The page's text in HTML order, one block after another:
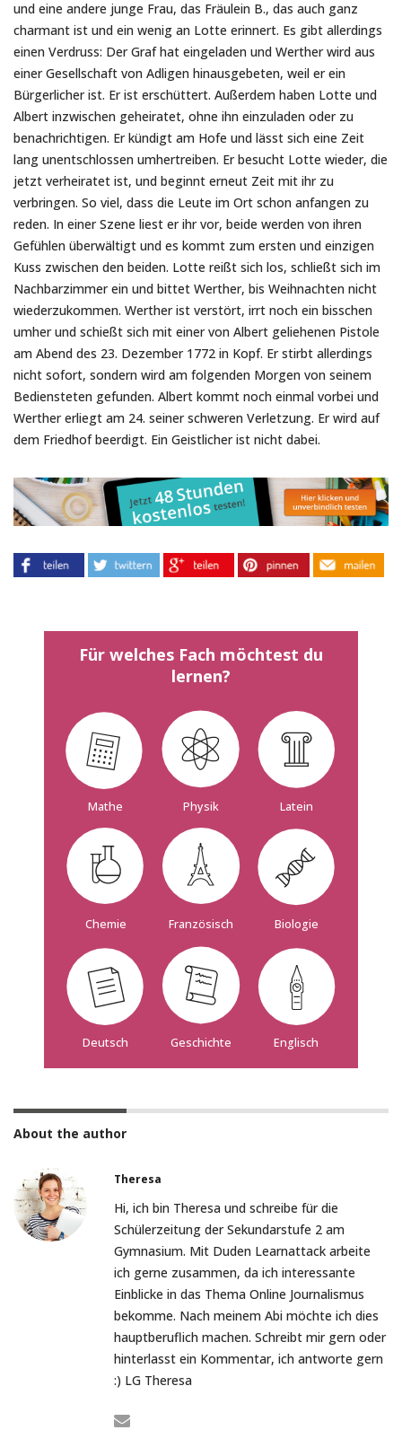
und eine andere junge Frau, das Fräulein B., das auch ganz
charmant ist und ein wenig an Lotte erinnert. Es gibt allerdings
einen Verdruss: Der Graf hat eingeladen und Werther wird aus
einer Gesellschaft von Adligen hinausgebeten, weil er ein
Bürgerlicher ist. Er ist erschüttert. Außerdem haben Lotte und
Albert inzwischen geheiratet, ohne ihn einzuladen oder zu
benachrichtigen. Er kündigt am Hofe und lässt sich eine Zeit
lang unentschlossen umhertreiben. Er besucht Lotte wieder, die
jetzt verheiratet ist, und beginnt erneut Zeit mit ihr zu
verbringen. So viel, dass die Leute im Ort schon anfangen zu
reden. In einer Szene liest er ihr vor, beide werden von ihren
Gefühlen überwältigt und es kommt zum ersten und einzigen
Kuss zwischen den beiden. Lotte reißt sich los, schließt sich im
Nachbarzimmer ein und bittet Werther, bis Weihnachten nicht
wiederzukommen. Werther ist verstört, irrt noch ein bisschen
umher und schießt sich mit einer von Albert geliehenen Pistole
am Abend des 23. Dezember 1772 in Kopf. Er stirbt allerdings
nicht sofort, sondern wird am folgenden Morgen von seinem
Bediensteten gefunden. Albert kommt noch einmal vorbei und
Werther erliegt am 24. seiner schweren Verletzung. Er wird auf
dem Friedhof beerdigt. Ein Geistlicher ist nicht dabei.
Für welches Fach möchtest du
lernen?
Mathe Physik Latein
Chemie Französisch Biologie
Deutsch Geschichte Englisch
About the author
Theresa
Hi, ich bin Theresa und schreibe für die
Schülerzeitung der Sekundarstufe 2 am
Gymnasium. Mit Duden Learnattack arbeite
ich gerne zusammen, da ich interessante
Einblicke in das Thema Online Journalismus
bekomme. Nach meinem Abi möchte ich dies
hauptberuflich machen. Schreibt mir gern oder
hinterlasst ein Kommentar, ich antworte gern
:) LG Theresa